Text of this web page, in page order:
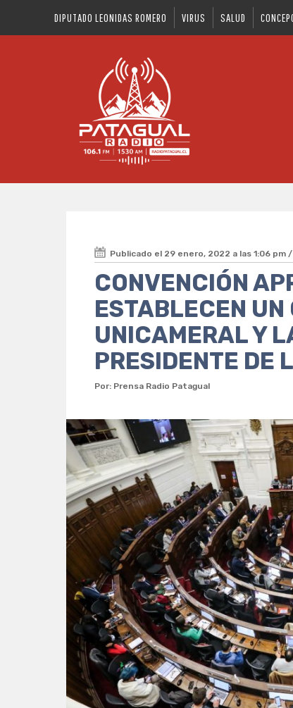
DIPUTADO LEONIDAS ROMERO VIRUS SALUD
Publicado el 29 enero, 2022 a las 1:06 pm /
CONVENCIÓN
ESTABLECEN UN
UNICAMERAL Y
PRESIDENTE DE
Por: Prensa Radio Patagual